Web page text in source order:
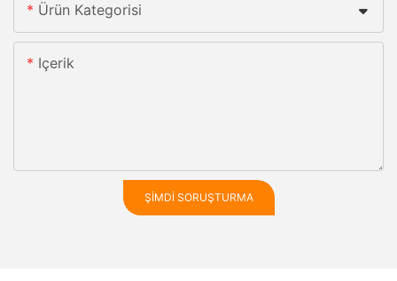
Ürün Kategorisi
Içerik
ŞIMDI SORUŞTURMA